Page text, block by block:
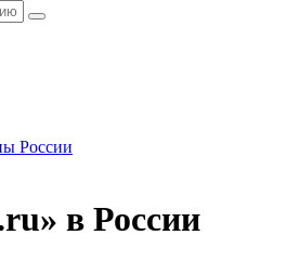
России
в России